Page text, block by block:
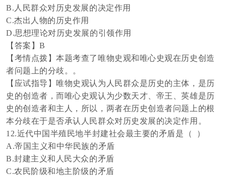
B.人民群众对历史发展的决定作用
C.杰出人物的历史作用
D.思想理论对历史发展的引领作用
【答案】B
【考情点拨】本题考查了唯物史观和唯心史观在历史创造
者问题上的分歧。。
【应试指导】唯物史观认为人民群众是历史的主体，是历
史的创造者，而唯心史观认为少数天才、帝王、英雄是历
史的创造者和主人，所以，两者在历史创造者问题上的根
本分歧在于是否承认人民群众对历史发展的决定作用。
12.近代中国半殖民地半封建社会最主要的矛盾是（ ）
A.帝国主义和中华民族的矛盾
B.封建主义和人民大众的矛盾
C.农民阶级和地主阶级的矛盾